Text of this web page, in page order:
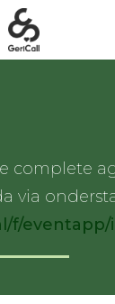
complete
via
f/eventapp/